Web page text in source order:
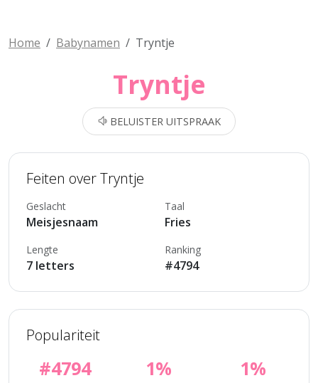
Home Babynamen Tryntje
Tryntje
BELUISTER UITSPRAAK
Feiten over Tryntje
Geslacht
Meisjesnaam
Taal
Fries
Lengte
7 letters
Ranking
#4794
Populariteit
#4794 1% 1%